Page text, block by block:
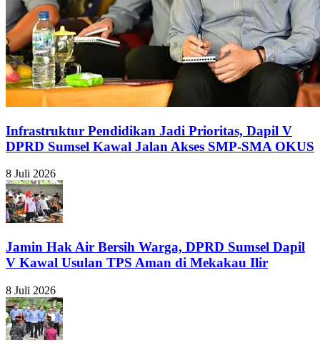
Infrastruktur Pendidikan Jadi Prioritas, Dapil V
DPRD Sumsel Kawal Jalan Akses SMP-SMA OKUS
8 Juli 2026
Jamin Hak Air Bersih Warga, DPRD Sumsel Dapil
V Kawal Usulan TPS Aman di Mekakau Ilir
8 Juli 2026